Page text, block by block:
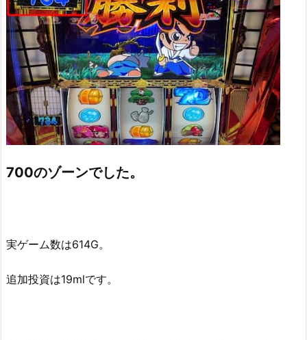
700のゾーンでした。
実ゲーム数は614G。
追加投資は19mlです。